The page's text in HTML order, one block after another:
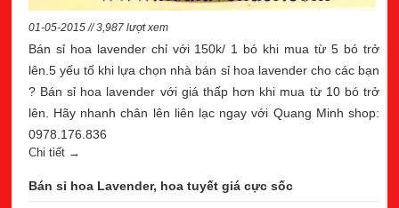
01-05-2015 // 3,987 lượt xem
Bán sỉ hoa lavender chỉ với 150k/ 1 bó khi mua từ 5 bó trở
lên.5 yếu tố khi lựa chọn nhà bán sỉ hoa lavender cho các bạn
? Bán sỉ hoa lavender với giá thấp hơn khi mua từ 10 bó trở
lên. Hãy nhanh chân lên liên lạc ngay với Quang Minh shop:
0978.176.836
Chi tiết →
Bán sỉ hoa Lavender, hoa tuyết giá cực sốc